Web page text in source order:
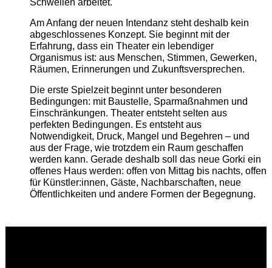
Am Anfang der neuen Intendanz steht deshalb kein
abgeschlossenes Konzept. Sie beginnt mit der
Erfahrung, dass ein Theater ein lebendiger
Organismus ist: aus Menschen, Stimmen, Gewerken,
Räumen, Erinnerungen und Zukunftsversprechen.
Die erste Spielzeit beginnt unter besonderen
Bedingungen: mit Baustelle, Sparmaßnahmen und
Einschränkungen. Theater entsteht selten aus
perfekten Bedingungen. Es entsteht aus
Notwendigkeit, Druck, Mangel und Begehren – und
aus der Frage, wie trotzdem ein Raum geschaffen
werden kann. Gerade deshalb soll das neue Gorki ein
offenes Haus werden: offen von Mittag bis nachts, offen
für Künstler:innen, Gäste, Nachbarschaften, neue
Öffentlichkeiten und andere Formen der Begegnung.